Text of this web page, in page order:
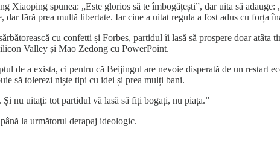
spunea: „Este glorios să te îmbogățești”, dar uita să
fără prea multă libertate. Iar cine a uitat regula a fost adus cu forța
cu confetti și Forbes, partidul îi lasă să prospere doar
Valley și Mao Zedong cu PowerPoint.
de a exista, ci pentru că Beijingul are nevoie disperată de un restart
să tolerezi niște tipi cu idei și prea mulți bani.
nu uitați: tot partidul vă lasă să fiți bogați, nu piața.”
la următorul derapaj ideologic.